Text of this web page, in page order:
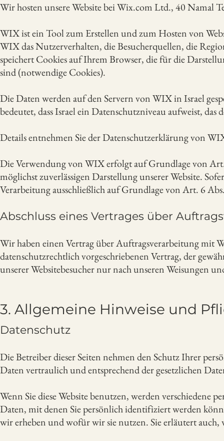
Wir hosten unsere Website bei Wix.com Ltd., 40 Namal
WIX ist ein Tool zum Erstellen und zum Hosten von
WIX das Nutzerverhalten, die Besucherquellen, die
speichert Cookies auf Ihrem Browser, die für die
sind (notwendige Cookies).
Die Daten werden auf den Servern von WIX in Israel
bedeutet, dass Israel ein Datenschutzniveau aufweist,
Details entnehmen Sie der Datenschutzerklärung von
Die Verwendung von WIX erfolgt auf Grundlage von
möglichst zuverlässigen Darstellung unserer Website.
Verarbeitung ausschließlich auf Grundlage von Art. 6
Abschluss eines Vertrages über
Wir haben einen Vertrag über Auftragsverarbeitung mit
datenschutzrechtlich vorgeschriebenen Vertrag, der
unserer Websitebesucher nur nach unseren Weisungen
3. Allgemeine Hinweise und
Datenschutz
Die Betreiber dieser Seiten nehmen den Schutz Ihrer
Daten vertraulich und entsprechend der gesetzlichen
Wenn Sie diese Website benutzen, werden verschiedene
Daten, mit denen Sie persönlich identifiziert werden
wir erheben und wofür wir sie nutzen. Sie erläutert auch,